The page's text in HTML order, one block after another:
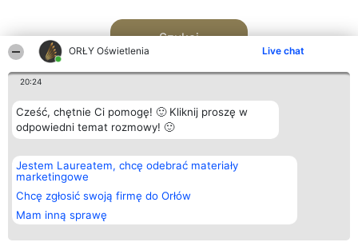
ORŁY Oświetlenia Live chat
20:24
Cześć, chętnie Ci pomogę! 🙂 Kliknij proszę w
odpowiedni temat rozmowy! 🙂
Jestem Laureatem, chcę odebrać materiały
marketingowe
Chcę zgłosić swoją firmę do Orłów
Mam inną sprawę
Szukaj
Organizator plebiscytu
Bright Side Solutions sp. z o.
o. sp. k.
ul. Ruska 22
Wrocław 50-079
KRS 0000749100 | Regon
381313360 | NIP 8943132676
Plebiscyt
Laureaci
wszystkich
Laureatów
Regulamin
Kontakt
Kontakt